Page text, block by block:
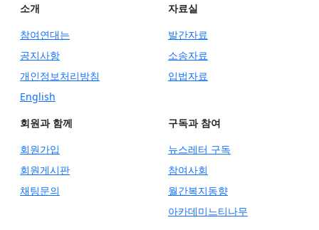
소개
참여연대는
공지사항
개인정보처리방침
English
자료실
발간자료
소송자료
입법자료
회원과 함께
회원가입
회원게시판
채팅문의
구독과 참여
뉴스레터 구독
참여사회
월간복지동향
아카데미느티나무